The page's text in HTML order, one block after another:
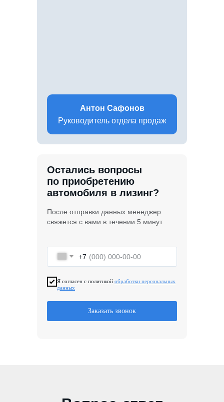
+7
Я согласен с политикой обработки персональных
данных
Заказать звонок
Остались вопросы
по приобретению
автомобиля в лизинг?
После отправки данных менеджер
свяжется с вами в течении 5 минут
Антон Сафонов
Руководитель отдела продаж